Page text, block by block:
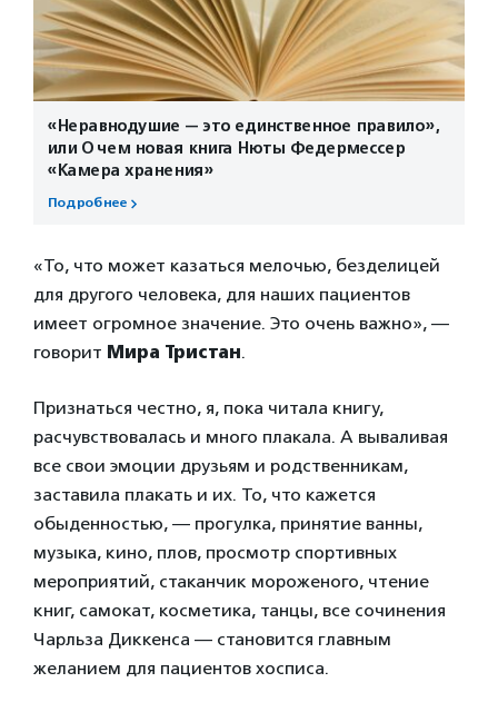
«Неравнодушие — это единственное правило»,
или О чем новая книга Нюты Федермессер
«Камера хранения»
Подробнее
«То, что может казаться мелочью, безделицей
для другого человека, для наших пациентов
имеет огромное значение. Это очень важно», —
говорит Мира Тристан.
Признаться честно, я, пока читала книгу,
расчувствовалась и много плакала. А вываливая
все свои эмоции друзьям и родственникам,
заставила плакать и их. То, что кажется
обыденностью, — прогулка, принятие ванны,
музыка, кино, плов, просмотр спортивных
мероприятий, стаканчик мороженого, чтение
книг, самокат, косметика, танцы, все сочинения
Чарльза Диккенса — становится главным
желанием для пациентов хосписа.